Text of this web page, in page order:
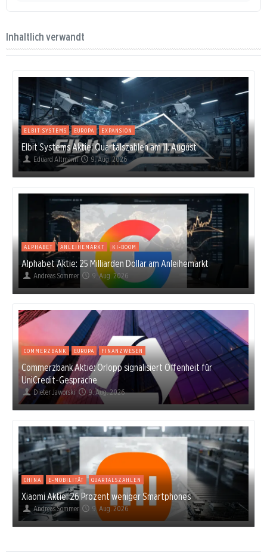
Inhaltlich verwandt
ELBIT SYSTEMS EUROPA EXPANSION
Elbit Systems Aktie: Quartalszahlen am 11. August
Eduard Altmann 9. Aug. 2026
ALPHABET ANLEIHEMARKT KI-BOOM
Alphabet Aktie: 25 Milliarden Dollar am Anleihemarkt
Andreas Sommer 9. Aug. 2026
COMMERZBANK EUROPA FINANZWESEN
Commerzbank Aktie: Orlopp signalisiert Offenheit für
UniCredit-Gespräche
Dieter Jaworski 9. Aug. 2026
CHINA E-MOBILITÄT QUARTALSZAHLEN
Xiaomi Aktie: 26 Prozent weniger Smartphones
Andreas Sommer 9. Aug. 2026